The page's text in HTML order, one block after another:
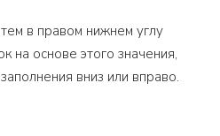
в правом нижнем углу
на основе этого значения,
вниз или вправо.